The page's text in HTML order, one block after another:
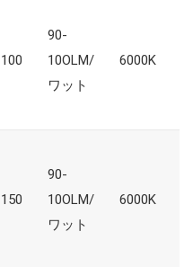
100
90-
10OLM/
ワット
6000K
150
90-
10OLM/
ワット
6000K